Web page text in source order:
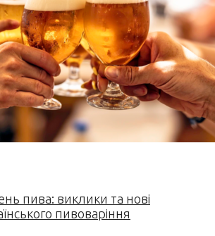
пива: виклики та нові
пивоваріння